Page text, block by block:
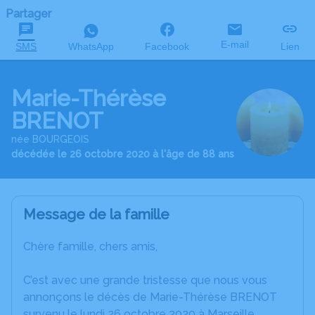
Partager
SMS WhatsApp Facebook E-mail Lien
Marie-Thérèse
BRENOT
née BOURGEOIS
décédée le 26 octobre 2020 à l'âge de 88 ans
Message de la famille
Chère famille, chers amis,
C’est avec une grande tristesse que nous vous
annonçons le décès de Marie-Thérèse BRENOT